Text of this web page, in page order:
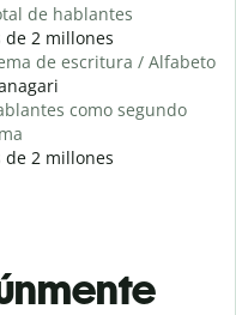
de hablantes
de 2 millones
de escritura / Alfabeto
como segundo
de 2 millones